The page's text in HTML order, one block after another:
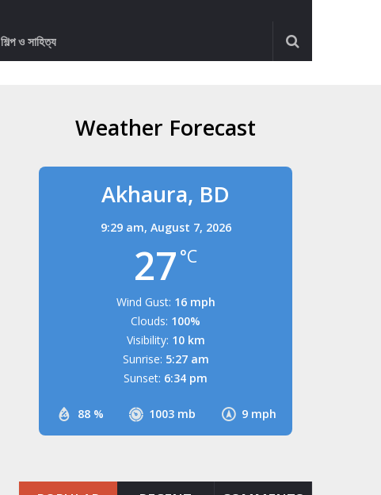
শিল্প ও সাহিত্য
Weather Forecast
Akhaura, BD
9:29 am, August 7, 2026
27 °C
88 % 1003 mb 9 mph
Wind Gust: 16 mph
Clouds: 100%
Visibility: 10 km
Sunrise: 5:27 am
Sunset: 6:34 pm